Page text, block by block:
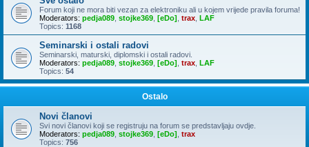
Forum koji ne mora biti vezan za elektroniku ali u kojem vrijede pravila foruma!
Moderators: pedja089 stojke369 [eDo] trax LAF
Topics: 1168
Seminarski i ostali radovi
Seminarski, maturski, diplomski i ostali radovi.
Moderators: pedja089 stojke369 [eDo] trax LAF
Topics: 54
Ostalo
Novi članovi
Svi novi članovi koji se registruju na forum se predstavljaju ovdje.
Moderators: pedja089 stojke369 [eDo] trax
Topics: 756